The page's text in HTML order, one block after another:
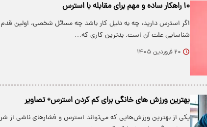
۱۰ راهکار ساده و مهم برای مقابله با استرس
اگر استرس دارید، چه به دلیل کار باشد چه مسائل شخصی، اولین
شناسایی علت آن است. بدترین کاری که…
۲۰ فروردین ۱۴۰۵
بهترین ورزش های خانگی برای کم کردن استرس+ تصاویر
یکی از بهترین ورزش‌هایی که می‌تواند استرس و فشارهای ناشی از